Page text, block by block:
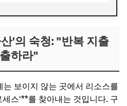
'의 숙청: "반복 지출
하라"
보이지 않는 곳에서 리소스를
스'**를 찾아내는 것입니다. 구